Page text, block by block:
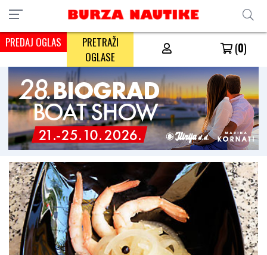
PREDAJ OGLAS
PRETRAŽI
OGLASE
(0)